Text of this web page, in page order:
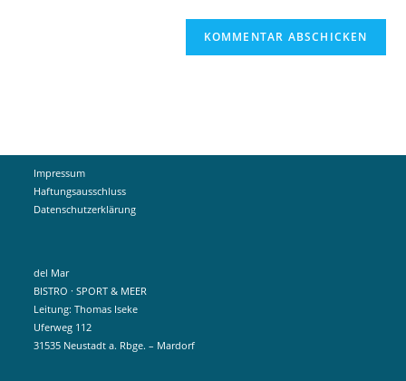
Impressum
Haftungsausschluss
Datenschutzerklärung
del Mar
BISTRO · SPORT & MEER
Leitung: Thomas Iseke
Uferweg 112
31535 Neustadt a. Rbge. – Mardorf